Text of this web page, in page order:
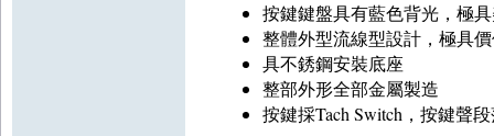
按鍵鍵盤具有藍色背光，極
整體外型流線型設計，極具
具不銹鋼安裝底座
整部外形全部金屬製造
按鍵採Tach Switch，按鍵聲